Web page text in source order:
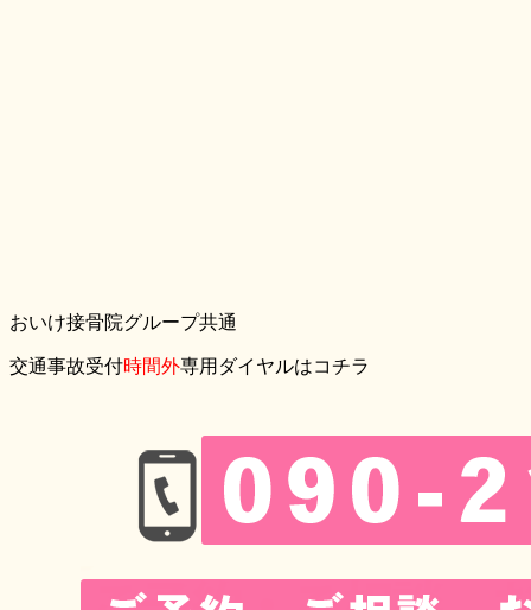
おいけ接骨院グループ共通
交通事故受付時間外専用ダイヤルはコチラ